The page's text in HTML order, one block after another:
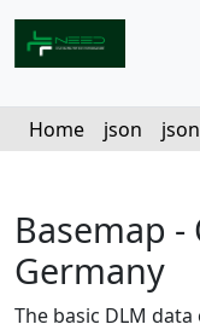
Home json
Basemap
Germany
The basic DLM